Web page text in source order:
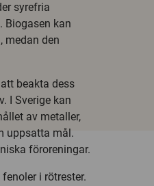
syrefria
Biogasen kan
medan den
beakta dess
I Sverige kan
av metaller,
uppsatta mål.
föroreningar.
i rötrester.